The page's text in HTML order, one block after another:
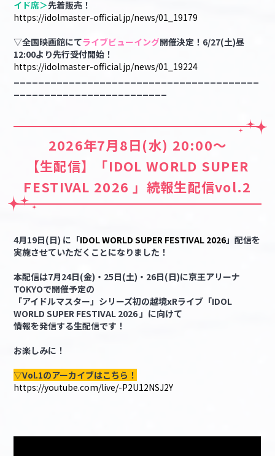
イド席＞先着販売！
https://idolmaster-official.jp/news/01_19179
▽全国映画館にてライブビューイング開催決定！6/27(土)昼
12:00より先行受付開始！
https://idolmaster-official.jp/news/01_19224
2026年7月8日(水) 20:00～
【生配信】「IDOL WORLD SUPER
FESTIVAL 2026 」続報生配信vol.2
4月19日(日) に「IDOL WORLD SUPER FESTIVAL 2026」配信を
実施させていただくことになりました！
本配信は7月24日(金)・25日(土)・26日(日)に京王アリーナ
TOKYOで開催予定の
「アイドルマスター」シリーズ初の越境xRライブ「IDOL
WORLD SUPER FESTIVAL 2026 」に向けて
情報を発信する生配信です！
お楽しみに！
▽Vol.1のアーカイブはこちら！
https://youtube.com/live/-P2U12NSJ2Y